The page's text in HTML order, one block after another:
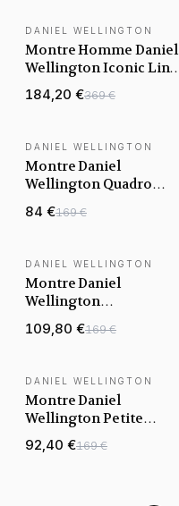
NOUVEAUTÉ
DANIEL WELLINGTON
Montre Homme Daniel
Wellington Iconic Link
Automatique
DW00100753 noire
184,20 €369 €
DANIEL WELLINGTON
Montre Daniel
Wellington Quadro
Pressed DW00100434
Bracelet en cuir noir
84 €169 €
DANIEL WELLINGTON
Montre Daniel
Wellington
Mini maille milanaise
109,80 €169 €
DANIEL WELLINGTON
Montre Daniel
Wellington Petite
Evergold DW00100346
en maille milanaise
92,40 €169 €